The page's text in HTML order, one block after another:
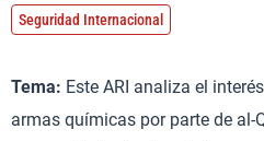
Seguridad Internacional
Tema: Este ARI analiza el
armas químicas por parte de al-